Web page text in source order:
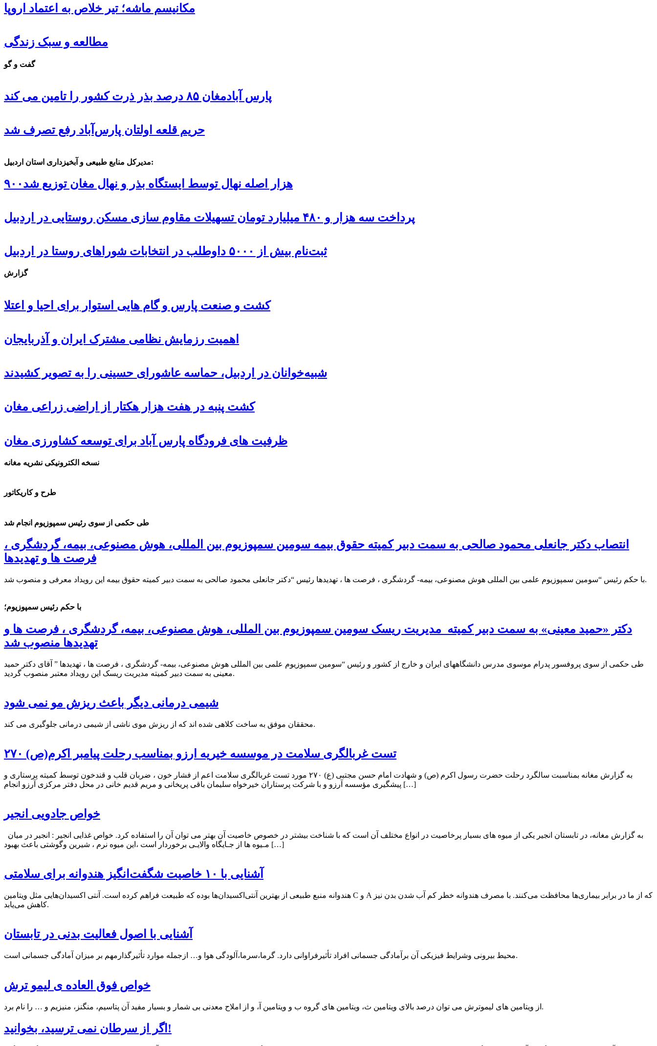
مکانیسم ماشه؛ تیر خلاص به اعتماد اروپا
مطالعه و سبک زندگی
گفت و گو
پارس آبادمغان ۸۵ درصد بذر ذرت کشور را تامین می کند
حریم قلعه اولتان پارس‌آباد رفع تصرف شد
مدیرکل منابع طبیعی و آبخیزداری استان اردبیل:
۹۰۰هزار اصله نهال توسط ایستگاه بذر و نهال مغان توزیع شد
پرداخت سه هزار و ۴۸۰ میلیارد تومان تسهیلات مقاوم سازی مسکن روستایی در اردبیل
ثبت‌نام بیش از ۵۰۰۰ داوطلب در انتخابات شوراهای روستا در اردبیل
گزارش
کشت و صنعت پارس و گام هایی استوار برای احیا و اعتلا
اهمیت رزمایش نظامی مشترک ایران و آذربایجان
شبیه‌خوانان در اردبیل، حماسه عاشورای حسینی را به تصویر کشیدند
کشت پنبه در هفت هزار هکتار از اراضی زراعی مغان
ظرفیت های فرودگاه پارس آباد برای توسعه کشاورزی مغان
نسخه الکترونیکی نشریه مغانه
طرح و کاریکاتور
طی حکمی از سوی رئیس سمپوزیوم انجام شد
انتصاب دکتر جانعلی محمود صالحی به سمت دبیر کمیته حقوق بیمه سومین سمپوزیوم بین المللی، هوش مصنوعی، بیمه، گردشگری ،
فرصت ها و تهدیدها
با حکم رئیس “سومین سمپوزیوم علمی بین المللی هوش مصنوعی، بیمه- گردشگری ، فرصت ها ، تهدیدها رئیس “دکتر جانعلی محمود صالحی به سمت دبیر کمیته حقوق بیمه این رویداد معرفی و منصوب شد.
با حکم رئیس سمپوزیوم؛
دکتر «حمید معینی» به سمت دبیر کمیته مدیریت ریسک سومین سمپوزیوم بین المللی، هوش مصنوعی، بیمه، گردشگری ، فرصت ها و
تهدیدها منصوب شد
طی حکمی از سوی پروفسور پدرام موسوی مدرس دانشگاههای ایران و خارج از کشور و رئیس “سومین سمپوزیوم علمی بین المللی هوش مصنوعی، بیمه- گردشگری ، فرصت ها ، تهدیدها ” آقای دکتر حمید
معینی به سمت دبیر کمیته مدیریت ریسک این رویداد معتبر منصوب گردید.
شیمی درمانی دیگر باعث ریزش مو نمی شود
محققان موفق به ساخت کلاهی شده اند که از ریزش موی ناشی از شیمی درمانی جلوگیری می کند.
۲۷۰ تست غربالگری سلامت در موسسه خیریه ارزو بمناسب رحلت پیامبر اکرم(ص)
به گزارش مغانه بمناسبت سالگرد رحلت حضرت رسول اکرم (ص) و شهادت امام حسن مجتبی (ع) ۲۷۰ مورد تست غربالگری سلامت اعم از فشار خون ، ضربان قلب و قندخون توسط کمیته پرستاری و
پیشگیری مؤسسه آرزو و با شرکت پرستاران خیرخواه سلیمان باقی پریخانی و مریم قدیم خانی در محل دفتر مرکزی آرزو انجام […]
خواص جادویی انجیر
مـیوه ها از جـایگاه والایـی برخوردار است ،این میوه نرم ، شیرین وگوشتی باعث بهبود […]
آشنایی با ۱۰ خاصیت شگفت‌انگیز هندوانه برای سلامتی
هندوانه منبع طبیعی از بهترین آنتی‌‌اکسیدان‌ها بوده که طبیعت فراهم کرده است. آنتی ‌اکسیدان‌هایی مثل ویتامین‌ C و A که از ما در برابر بیماری‌ها محافظت می‌کنند. با مصرف هندوانه خطر کم ‌آب شدن بدن نیز
کاهش می‌‌یابد.
آشنایی با اصول فعالیت بدنی در تابستان
محیط بیرونی وشرایط فیزیکی آن برآمادگی جسمانی افراد تأثیرفراوانی دارد. گرما،سرما،آلودگی هوا و… ازجمله موارد تأثیرگذارمهم بر میزان آمادگی جسمانی است.
خواص فوق العاده ی لیمو ترش
از ویتامین های لیموترش می توان درصد بالای ویتامین ث، ویتامین های گروه ب و ویتامین آ، و از املاح معدنی بی شمار و بسیار مفید آن پتاسیم، منگنز، منیزیم و … را نام برد.
اگر از سرطان نمی ترسید، بخوانید!